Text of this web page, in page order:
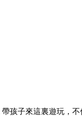
孩子來這裏遊玩，